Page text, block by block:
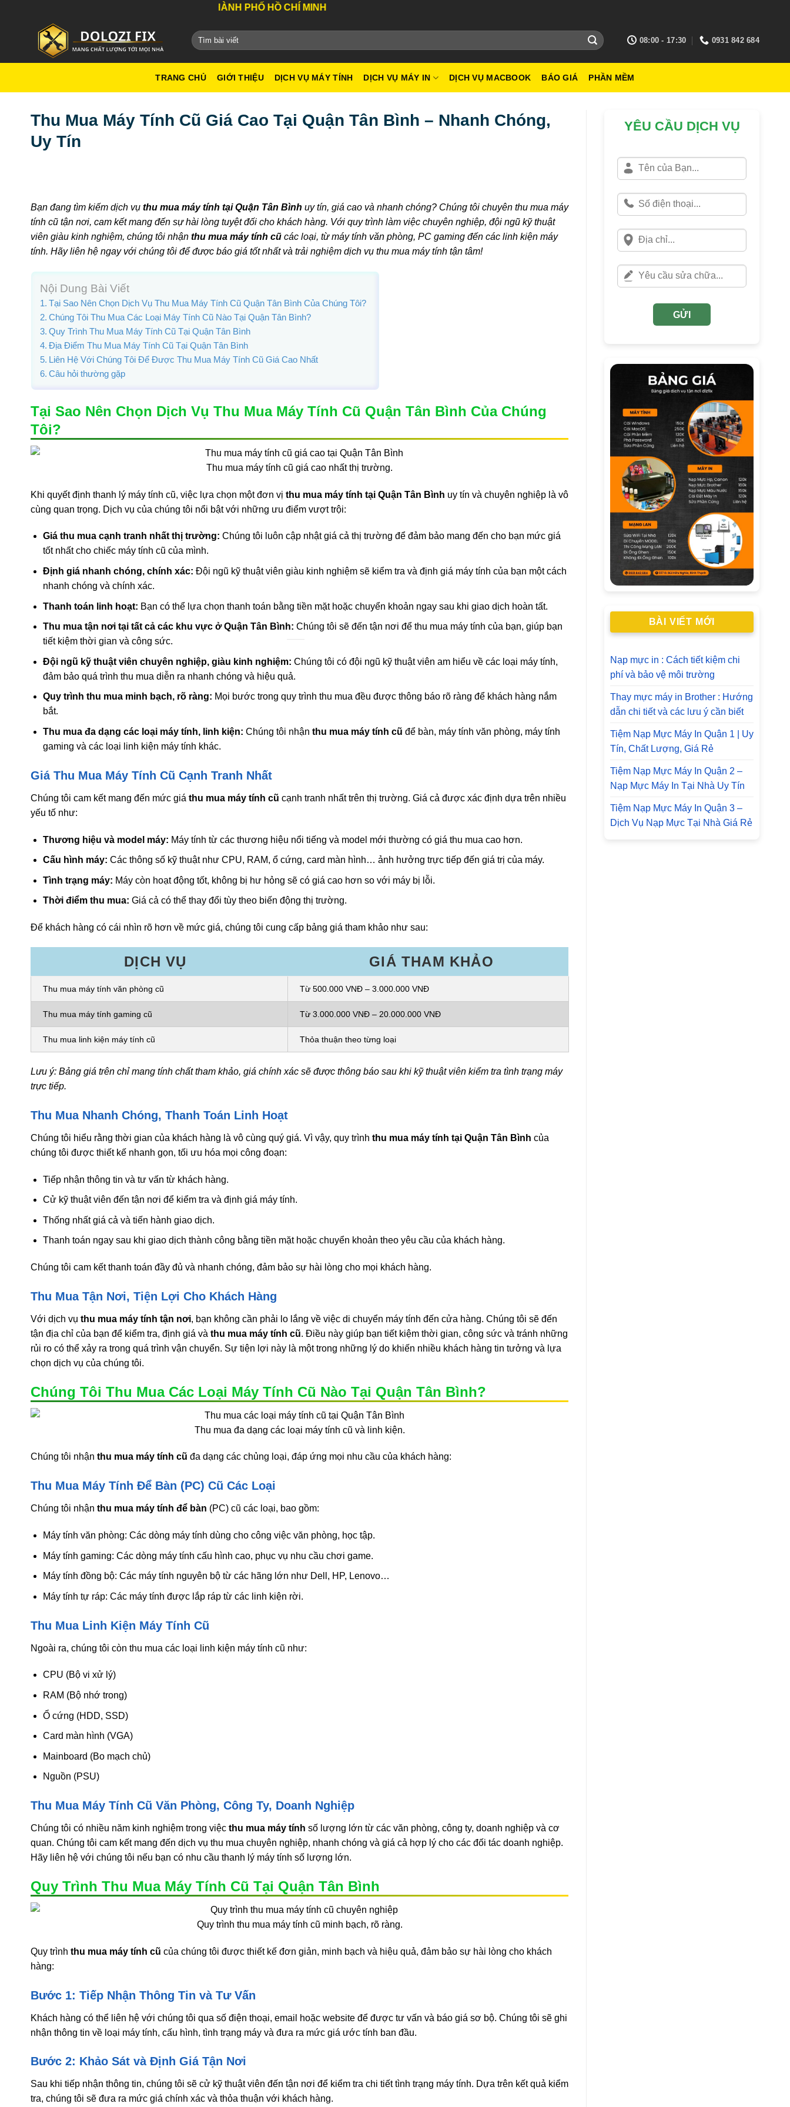
DỊCH VỤ TỐT NHẤT THÀNH PHỐ HỒ CHÍ MINH
08:00 - 17:30 0931 842 684
TRANG CHỦ GIỚI THIỆU DỊCH VỤ MÁY TÍNH DỊCH VỤ MÁY IN DỊCH VỤ MACBOOK BÁO GIÁ PHẦN MỀM
Thu Mua Máy Tính Cũ Giá Cao Tại Quận Tân Bình – Nhanh Chóng,
Uy Tín
Bạn đang tìm kiếm dịch vụ thu mua máy tính tại Quận Tân Bình uy tín, giá cao và nhanh chóng? Chúng tôi chuyên thu mua máy
tính cũ tận nơi, cam kết mang đến sự hài lòng tuyệt đối cho khách hàng. Với quy trình làm việc chuyên nghiệp, đội ngũ kỹ thuật
viên giàu kinh nghiệm, chúng tôi nhận thu mua máy tính cũ các loại, từ máy tính văn phòng, PC gaming đến các linh kiện máy
tính. Hãy liên hệ ngay với chúng tôi để được báo giá tốt nhất và trải nghiệm dịch vụ thu mua máy tính tận tâm!
Nội Dung Bài Viết
Tại Sao Nên Chọn Dịch Vụ Thu Mua Máy Tính Cũ Quận Tân Bình Của Chúng Tôi?
Chúng Tôi Thu Mua Các Loại Máy Tính Cũ Nào Tại Quận Tân Bình?
Quy Trình Thu Mua Máy Tính Cũ Tại Quận Tân Bình
Địa Điểm Thu Mua Máy Tính Cũ Tại Quận Tân Bình
Liên Hệ Với Chúng Tôi Để Được Thu Mua Máy Tính Cũ Giá Cao Nhất
Câu hỏi thường gặp
Tại Sao Nên Chọn Dịch Vụ Thu Mua Máy Tính Cũ Quận Tân Bình Của Chúng
Tôi?
Thu mua máy tính cũ giá cao nhất thị trường.
Khi quyết định thanh lý máy tính cũ, việc lựa chọn một đơn vị thu mua máy tính tại Quận Tân Bình uy tín và chuyên nghiệp là vô
cùng quan trọng. Dịch vụ của chúng tôi nổi bật với những ưu điểm vượt trội:
Giá thu mua cạnh tranh nhất thị trường: Chúng tôi luôn cập nhật giá cả thị trường để đảm bảo mang đến cho bạn mức giá
tốt nhất cho chiếc máy tính cũ của mình.
Định giá nhanh chóng, chính xác: Đội ngũ kỹ thuật viên giàu kinh nghiệm sẽ kiểm tra và định giá máy tính của bạn một cách
nhanh chóng và chính xác.
Thanh toán linh hoạt: Bạn có thể lựa chọn thanh toán bằng tiền mặt hoặc chuyển khoản ngay sau khi giao dịch hoàn tất.
Thu mua tận nơi tại tất cả các khu vực ở Quận Tân Bình: Chúng tôi sẽ đến tận nơi để thu mua máy tính của bạn, giúp bạn
tiết kiệm thời gian và công sức.
Đội ngũ kỹ thuật viên chuyên nghiệp, giàu kinh nghiệm: Chúng tôi có đội ngũ kỹ thuật viên am hiểu về các loại máy tính,
đảm bảo quá trình thu mua diễn ra nhanh chóng và hiệu quả.
Quy trình thu mua minh bạch, rõ ràng: Mọi bước trong quy trình thu mua đều được thông báo rõ ràng để khách hàng nắm
bắt.
Thu mua đa dạng các loại máy tính, linh kiện: Chúng tôi nhận thu mua máy tính cũ để bàn, máy tính văn phòng, máy tính
gaming và các loại linh kiện máy tính khác.
Giá Thu Mua Máy Tính Cũ Cạnh Tranh Nhất
Chúng tôi cam kết mang đến mức giá thu mua máy tính cũ cạnh tranh nhất trên thị trường. Giá cả được xác định dựa trên nhiều
yếu tố như:
Thương hiệu và model máy: Máy tính từ các thương hiệu nổi tiếng và model mới thường có giá thu mua cao hơn.
Cấu hình máy: Các thông số kỹ thuật như CPU, RAM, ổ cứng, card màn hình… ảnh hưởng trực tiếp đến giá trị của máy.
Tình trạng máy: Máy còn hoạt động tốt, không bị hư hỏng sẽ có giá cao hơn so với máy bị lỗi.
Thời điểm thu mua: Giá cả có thể thay đổi tùy theo biến động thị trường.
Để khách hàng có cái nhìn rõ hơn về mức giá, chúng tôi cung cấp bảng giá tham khảo như sau:
DỊCH VỤ GIÁ THAM KHẢO
Thu mua máy tính văn phòng cũ Từ 500.000 VNĐ – 3.000.000 VNĐ
Thu mua máy tính gaming cũ Từ 3.000.000 VNĐ – 20.000.000 VNĐ
Thu mua linh kiện máy tính cũ Thỏa thuận theo từng loại
Lưu ý: Bảng giá trên chỉ mang tính chất tham khảo, giá chính xác sẽ được thông báo sau khi kỹ thuật viên kiểm tra tình trạng máy
trực tiếp.
Thu Mua Nhanh Chóng, Thanh Toán Linh Hoạt
Chúng tôi hiểu rằng thời gian của khách hàng là vô cùng quý giá. Vì vậy, quy trình thu mua máy tính tại Quận Tân Bình của
chúng tôi được thiết kế nhanh gọn, tối ưu hóa mọi công đoạn:
Tiếp nhận thông tin và tư vấn từ khách hàng.
Cử kỹ thuật viên đến tận nơi để kiểm tra và định giá máy tính.
Thống nhất giá cả và tiến hành giao dịch.
Thanh toán ngay sau khi giao dịch thành công bằng tiền mặt hoặc chuyển khoản theo yêu cầu của khách hàng.
Chúng tôi cam kết thanh toán đầy đủ và nhanh chóng, đảm bảo sự hài lòng cho mọi khách hàng.
Thu Mua Tận Nơi, Tiện Lợi Cho Khách Hàng
Với dịch vụ thu mua máy tính tận nơi, bạn không cần phải lo lắng về việc di chuyển máy tính đến cửa hàng. Chúng tôi sẽ đến
tận địa chỉ của bạn để kiểm tra, định giá và thu mua máy tính cũ. Điều này giúp bạn tiết kiệm thời gian, công sức và tránh những
rủi ro có thể xảy ra trong quá trình vận chuyển. Sự tiện lợi này là một trong những lý do khiến nhiều khách hàng tin tưởng và lựa
chọn dịch vụ của chúng tôi.
Chúng Tôi Thu Mua Các Loại Máy Tính Cũ Nào Tại Quận Tân Bình?
Thu mua đa dạng các loại máy tính cũ và linh kiện.
Chúng tôi nhận thu mua máy tính cũ đa dạng các chủng loại, đáp ứng mọi nhu cầu của khách hàng:
Thu Mua Máy Tính Để Bàn (PC) Cũ Các Loại
Chúng tôi nhận thu mua máy tính để bàn (PC) cũ các loại, bao gồm:
Máy tính văn phòng: Các dòng máy tính dùng cho công việc văn phòng, học tập.
Máy tính gaming: Các dòng máy tính cấu hình cao, phục vụ nhu cầu chơi game.
Máy tính đồng bộ: Các máy tính nguyên bộ từ các hãng lớn như Dell, HP, Lenovo…
Máy tính tự ráp: Các máy tính được lắp ráp từ các linh kiện rời.
Thu Mua Linh Kiện Máy Tính Cũ
Ngoài ra, chúng tôi còn thu mua các loại linh kiện máy tính cũ như:
CPU (Bộ vi xử lý)
RAM (Bộ nhớ trong)
Ổ cứng (HDD, SSD)
Card màn hình (VGA)
Mainboard (Bo mạch chủ)
Nguồn (PSU)
Thu Mua Máy Tính Cũ Văn Phòng, Công Ty, Doanh Nghiệp
Chúng tôi có nhiều năm kinh nghiệm trong việc thu mua máy tính số lượng lớn từ các văn phòng, công ty, doanh nghiệp và cơ
quan. Chúng tôi cam kết mang đến dịch vụ thu mua chuyên nghiệp, nhanh chóng và giá cả hợp lý cho các đối tác doanh nghiệp.
Hãy liên hệ với chúng tôi nếu bạn có nhu cầu thanh lý máy tính số lượng lớn.
Quy Trình Thu Mua Máy Tính Cũ Tại Quận Tân Bình
Quy trình thu mua máy tính cũ minh bạch, rõ ràng.
Quy trình thu mua máy tính cũ của chúng tôi được thiết kế đơn giản, minh bạch và hiệu quả, đảm bảo sự hài lòng cho khách
hàng:
Bước 1: Tiếp Nhận Thông Tin và Tư Vấn
Khách hàng có thể liên hệ với chúng tôi qua số điện thoại, email hoặc website để được tư vấn và báo giá sơ bộ. Chúng tôi sẽ ghi
nhận thông tin về loại máy tính, cấu hình, tình trạng máy và đưa ra mức giá ước tính ban đầu.
Bước 2: Khảo Sát và Định Giá Tận Nơi
Sau khi tiếp nhận thông tin, chúng tôi sẽ cử kỹ thuật viên đến tận nơi để kiểm tra chi tiết tình trạng máy tính. Dựa trên kết quả kiểm
tra, chúng tôi sẽ đưa ra mức giá chính xác và thỏa thuận với khách hàng.
YÊU CẦU DỊCH VỤ
GỬI
BÀI VIẾT MỚI
Nạp mực in : Cách tiết kiệm chi
phí và bảo vệ môi trường
Thay mực máy in Brother : Hướng
dẫn chi tiết và các lưu ý cần biết
Tiệm Nạp Mực Máy In Quận 1 | Uy
Tín, Chất Lượng, Giá Rẻ
Tiệm Nạp Mực Máy In Quận 2 –
Nạp Mực Máy In Tại Nhà Uy Tín
Tiệm Nạp Mực Máy In Quận 3 –
Dịch Vụ Nạp Mực Tại Nhà Giá Rẻ